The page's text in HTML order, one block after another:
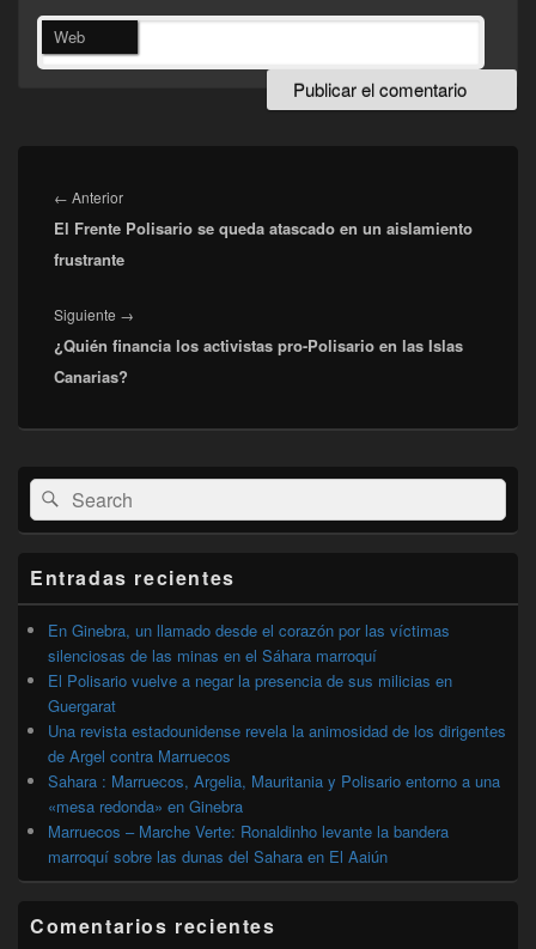
Web
de
entradas
← AnteriorEntrada
anterior:
El Frente Polisario se queda atascado en un aislamiento
frustrante
Siguiente →
siguiente:
¿Quién financia los activistas pro-Polisario en las Islas
Canarias?
área
de
widget
lateral
primaria
Buscar
por:
Buscar
Entradas recientes
En Ginebra, un llamado desde el corazón por las víctimas
silenciosas de las minas en el Sáhara marroquí
El Polisario vuelve a negar la presencia de sus milicias en
Guergarat
Una revista estadounidense revela la animosidad de los dirigentes
de Argel contra Marruecos
Sahara : Marruecos, Argelia, Mauritania y Polisario entorno a una
«mesa redonda» en Ginebra
Marruecos – Marche Verte: Ronaldinho levante la bandera
marroquí sobre las dunas del Sahara en El Aaiún
Comentarios recientes